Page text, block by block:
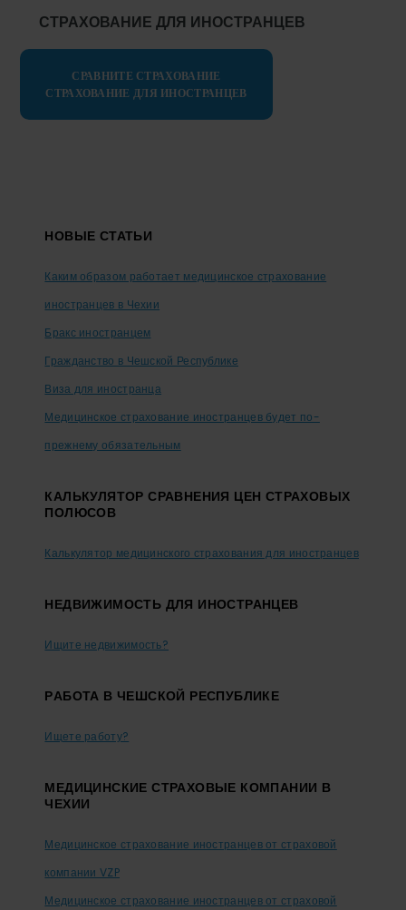
СТРАХОВАНИЕ ДЛЯ ИНОСТРАНЦЕВ
СРАВНИТЕ СТРАХОВАНИЕ
СТРАХОВАНИЕ ДЛЯ ИНОСТРАНЦЕВ
FooterНОВЫЕ СТАТЬИ
Каким образом работает медицинское страхование
иностранцев в Чехии
Бракс иностранцем
Гражданство в Чешской Республике
Виза для иностранца
Медицинское страхование иностранцев будет по-
прежнему обязательным
КАЛЬКУЛЯТОР СРАВНЕНИЯ ЦЕН СТРАХОВЫХ
ПОЛЮСОВ
Калькулятор медицинского страхования для иностранцев
НЕДВИЖИМОСТЬ ДЛЯ ИНОСТРАНЦЕВ
Ищите недвижимость?
PАБОТА В ЧЕШСКОЙ РЕСПУБЛИКЕ
Ищете работу?
МЕДИЦИНСКИЕ СТРАХОВЫЕ КОМПАНИИ В
ЧЕХИИ
Медицинское страхование иностранцев от страховой
компании VZP
Медицинское страхование иностранцев от страховой